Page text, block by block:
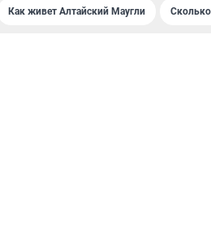
Как живет Алтайский Маугли